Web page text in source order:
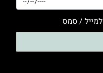
/ סמס